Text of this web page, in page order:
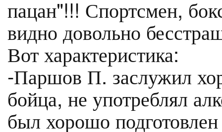
пацан"!!! Спортсмен,
видно довольно
Вот характеристика:
-Паршов П. заслужил
бойца, не употреблял
был хорошо